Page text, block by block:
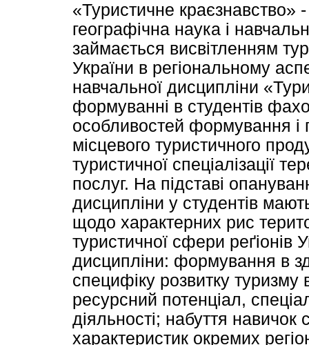
«Туристичне краєзнавство»
географічна наука і
займається висвітленням
України в регіональному
навчальної дисципліни
формуванні в студентів
особливостей формування і
місцевого туристичного
туристичної спеціалізації
послуг. На підставі
дисципліни у студентів
щодо характерних рис
туристичної сфери реґіонів
дисципліни: формування в
специфіку розвитку туризму
ресурсний потенціал,
діяльності; набуття
характеристик окремих